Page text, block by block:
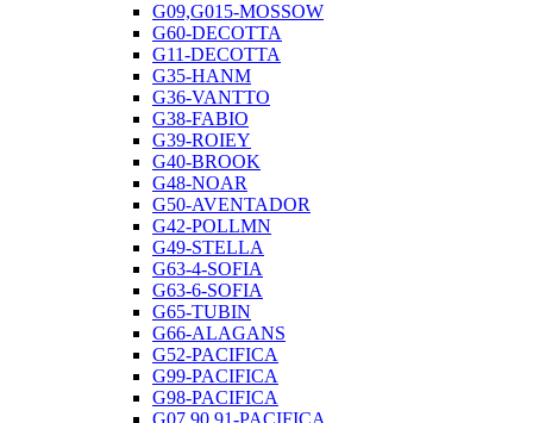
G09,G015-MOSSOW
G60-DECOTTA
G11-DECOTTA
G35-HANM
G36-VANTTO
G38-FABIO
G39-ROIEY
G40-BROOK
G48-NOAR
G50-AVENTADOR
G42-POLLMN
G49-STELLA
G63-4-SOFIA
G63-6-SOFIA
G65-TUBIN
G66-ALAGANS
G52-PACIFICA
G99-PACIFICA
G98-PACIFICA
G07,90,91-PACIFICA